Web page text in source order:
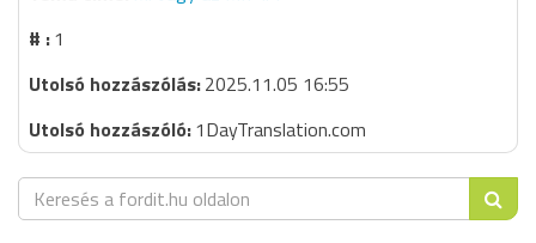
1
2025.11.05 16:55
1DayTranslation.com